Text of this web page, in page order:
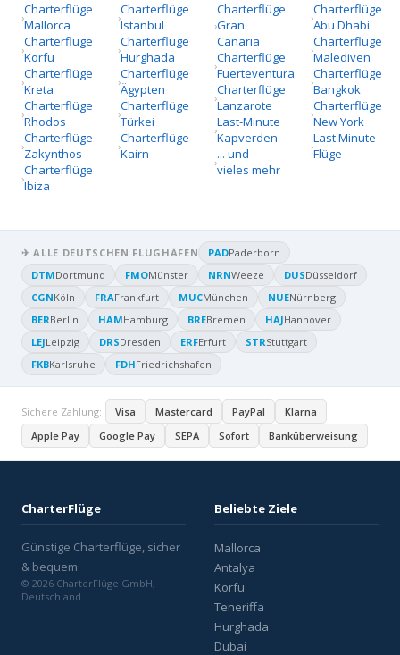
Charterflüge
Mallorca
Charterflüge
Korfu
Charterflüge
Kreta
Charterflüge
Rhodos
Charterflüge
Zakynthos
Charterflüge
Ibiza
Charterflüge
Istanbul
Charterflüge
Hurghada
Charterflüge
Ägypten
Charterflüge
Türkei
Charterflüge
Kairn
Charterflüge
Gran
Canaria
Charterflüge
Fuerteventura
Charterflüge
Lanzarote
Last-Minute
Kapverden
... und
vieles mehr
Charterflüge
Abu Dhabi
Charterflüge
Malediven
Charterflüge
Bangkok
Charterflüge
New York
Last Minute
Flüge
✈ ALLE DEUTSCHEN FLUGHÄFEN PADPaderborn
DTMDortmund FMOMünster NRNWeeze DUSDüsseldorf
CGNKöln FRAFrankfurt MUCMünchen NUENürnberg
BERBerlin HAMHamburg BREBremen HAJHannover
LEJLeipzig DRSDresden ERFErfurt STRStuttgart
FKBKarlsruhe FDHFriedrichshafen
Sichere Zahlung: Visa Mastercard PayPal
Klarna
Apple Pay
Google Pay SEPA Sofort Banküberweisung
CharterFlüge
Günstige Charterflüge, sicher
& bequem.
© 2026 CharterFlüge GmbH,
Deutschland
Beliebte Ziele
Mallorca
Antalya
Korfu
Teneriffa
Hurghada
Dubai